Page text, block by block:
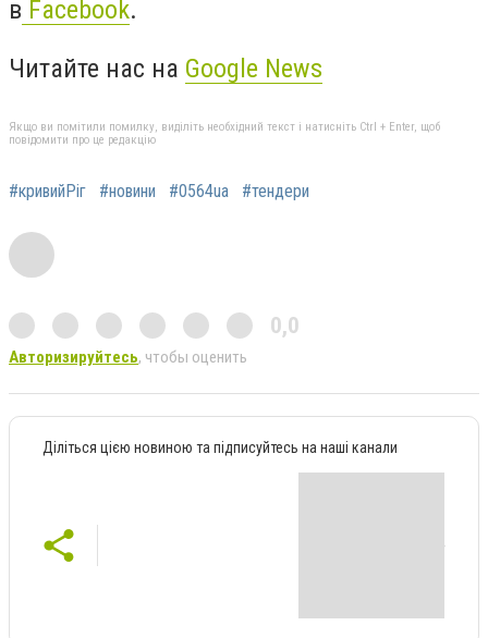
в Facebook.
Читайте нас на Google News
Якщо ви помітили помилку, виділіть необхідний текст і натисніть Ctrl + Enter, щоб
повідомити про це редакцію
#кривийРіг #новини #0564ua #тендери
0,0
Авторизируйтесь, чтобы оценить
Діліться цією новиною та підписуйтесь на наші канали